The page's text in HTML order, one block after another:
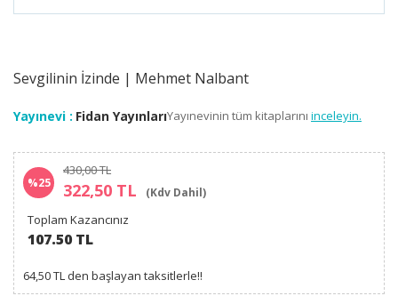
Sevgilinin İzinde | Mehmet Nalbant
Yayınevi : Fidan YayınlarıYayınevinin tüm kitaplarını inceleyin.
%25
430,00 TL
322,50 TL (Kdv Dahil)
Toplam Kazancınız
107.50 TL
64,50 TL den başlayan taksitlerle!!